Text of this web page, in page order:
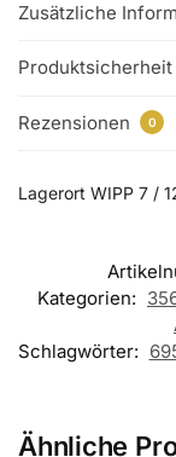
Zusätzliche
Produktsicherheit
Rezensionen 0
Lagerort WIPP 7 /
Kategorien:
Schlagwörter:
Ähnliche